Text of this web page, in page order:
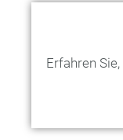
Erfahren